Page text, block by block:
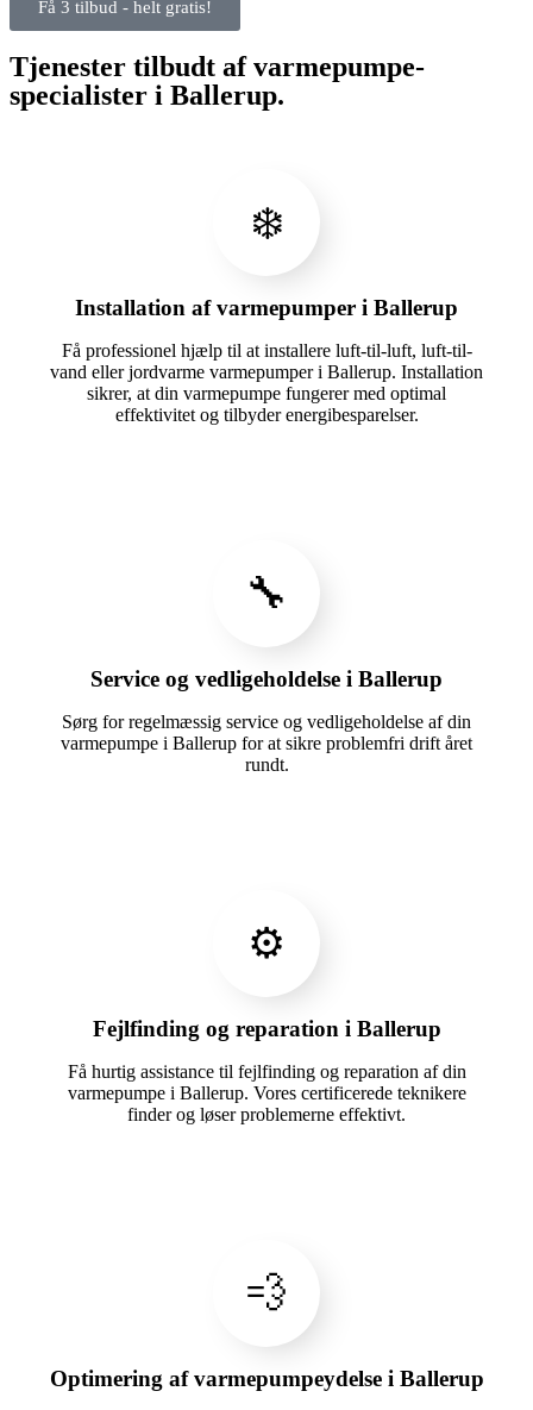
Få 3 tilbud - helt gratis!
Tjenester tilbudt af varmepumpe-
specialister i Ballerup.
❄️
Installation af varmepumper i Ballerup
Få professionel hjælp til at installere luft-til-luft, luft-til-
vand eller jordvarme varmepumper i Ballerup. Installation
sikrer, at din varmepumpe fungerer med optimal
effektivitet og tilbyder energibesparelser.
🔧
Service og vedligeholdelse i Ballerup
Sørg for regelmæssig service og vedligeholdelse af din
varmepumpe i Ballerup for at sikre problemfri drift året
rundt.
⚙️
Fejlfinding og reparation i Ballerup
Få hurtig assistance til fejlfinding og reparation af din
varmepumpe i Ballerup. Vores certificerede teknikere
finder og løser problemerne effektivt.
💨
Optimering af varmepumpeydelse i Ballerup